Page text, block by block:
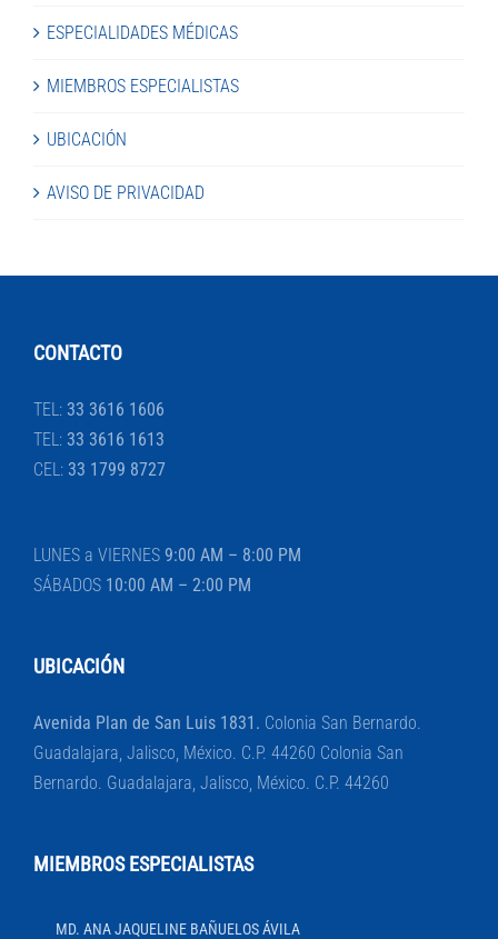
ESPECIALIDADES MÉDICAS
MIEMBROS ESPECIALISTAS
UBICACIÓN
AVISO DE PRIVACIDAD
CONTACTO
TEL: 33 3616 1606
TEL: 33 3616 1613
CEL: 33 1799 8727
LUNES a VIERNES 9:00 AM – 8:00 PM
SÁBADOS 10:00 AM – 2:00 PM
UBICACIÓN
Avenida Plan de San Luis 1831. Colonia San Bernardo.
Guadalajara, Jalisco, México. C.P. 44260 Colonia San
Bernardo. Guadalajara, Jalisco, México. C.P. 44260
MIEMBROS ESPECIALISTAS
MD. ANA JAQUELINE BAÑUELOS ÁVILA